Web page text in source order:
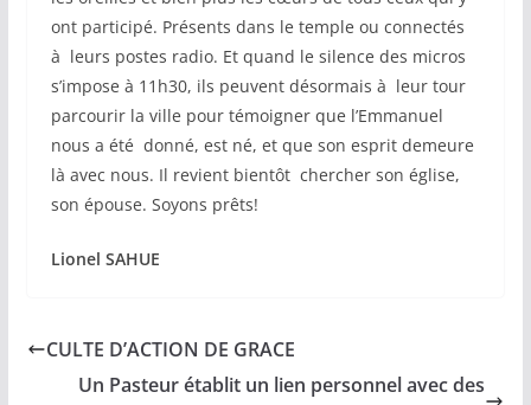
ont participé. Présents dans le temple ou connectés
à leurs postes radio. Et quand le silence des micros
s’impose à 11h30, ils peuvent désormais à leur tour
parcourir la ville pour témoigner que l’Emmanuel
nous a été donné, est né, et que son esprit demeure
là avec nous. Il revient bientôt chercher son église,
son épouse. Soyons prêts!
Lionel SAHUE
CULTE D’ACTION DE GRACE
Un Pasteur établit un lien personnel avec des